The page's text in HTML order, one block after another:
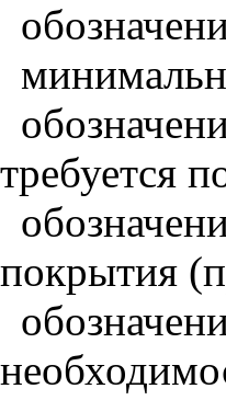
требуется
покрытия